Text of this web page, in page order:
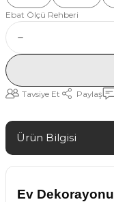
Ebat Ölçü Rehberi
Tavsiye Et Paylaş
Ürün Bilgisi
Ev